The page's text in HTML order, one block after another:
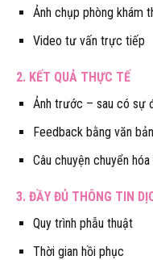
Ảnh chụp phòng khám
Video tư vấn trực tiếp
2. KẾT QUẢ THỰC TẾ
Ảnh trước – sau có sự
Feedback bằng văn
Câu chuyện chuyển
3. ĐẦY ĐỦ THÔNG TIN
Quy trình phẫu thuật
Thời gian hồi phục